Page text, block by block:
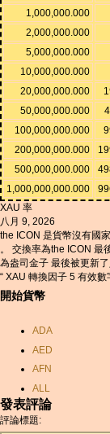
1,000,000.000
2,000,000.000
5,000,000.000
10,000,000.000
20,000,000.000
50,000,000.000
100,000,000.000
200,000,000.000
500,000,000.000
1,000,000,000.000
XAU 率
八月 9, 2026
the ICON 是貨幣沒有國
。 交換率為the ICON 最
為盎司金子 最後被更新
“ XAU 轉換因子 5 有效數
開始貨幣
ADA
AED
AFN
ALL
AMD
ANC
發表評論
評論標題: